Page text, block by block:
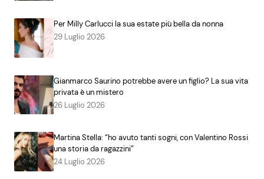
Per Milly Carlucci la sua estate più bella da nonna
29 Luglio 2026
Gianmarco Saurino potrebbe avere un figlio? La sua vita
privata è un mistero
26 Luglio 2026
Martina Stella: “ho avuto tanti sogni, con Valentino Rossi
una storia da ragazzini”
24 Luglio 2026